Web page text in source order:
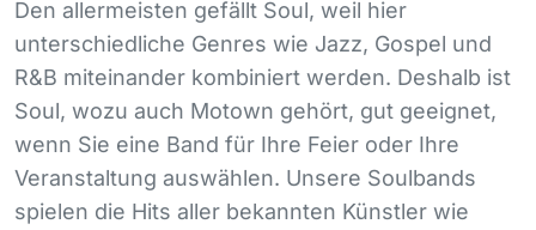
Den allermeisten gefällt Soul, weil hier
unterschiedliche Genres wie Jazz, Gospel und
R&B miteinander kombiniert werden. Deshalb ist
Soul, wozu auch Motown gehört, gut geeignet,
wenn Sie eine Band für Ihre Feier oder Ihre
Veranstaltung auswählen. Unsere Soulbands
spielen die Hits aller bekannten Künstler wie